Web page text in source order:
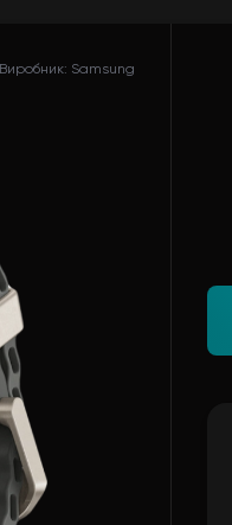
Виробник: Samsung